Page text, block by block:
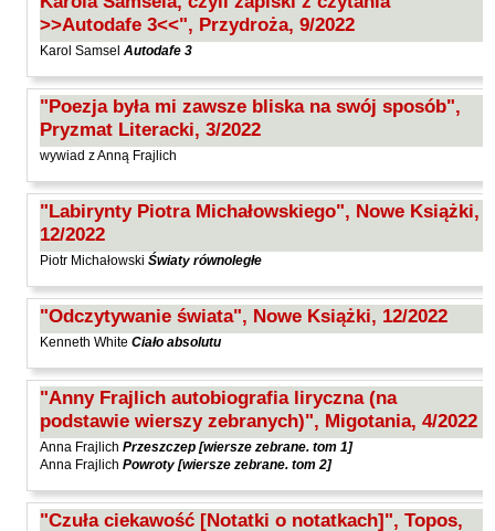
Holden Gojtowski Jarek
Hrynacz Tomasz
Jakób Lech M.
Jakubowski Jarosław
Jakubowski Paweł
Jasina Zbigniew
Jentys-Borelowska Maria
Jocher Waldemar
Jonaszko Jolanta
Juzyszyn Wojciech
Kain Dawid
Kalenin Magdalena
Kamiński Gabriel Leonard
Kaniecka-Mazurek Anna
Keineg Paol
>>Autodafe 3<<", Przydroża, 9/2022
Karol Samsel Autodafe 3
"Poezja była mi zawsze bliska na swój sposób",
Pryzmat Literacki, 3/2022
wywiad z Anną Frajlich
"Labirynty Piotra Michałowskiego", Nowe Książki,
12/2022
Piotr Michałowski Światy równoległe
"Odczytywanie świata", Nowe Książki, 12/2022
Kenneth White Ciało absolutu
"Anny Frajlich autobiografia liryczna (na
podstawie wierszy zebranych)", Migotania, 4/2022
Anna Frajlich Przeszczep [wiersze zebrane. tom 1]
Anna Frajlich Powroty [wiersze zebrane. tom 2]
"Czuła ciekawość [Notatki o notatkach]", Topos,